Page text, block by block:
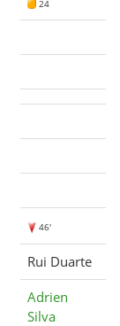
24
46'
Rui Duarte
Adrien
Silva